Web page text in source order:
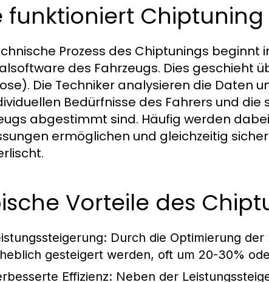
funktioniert
Prozess des Chiptunings beginnt
des Fahrzeugs. Dies geschieht
Die Techniker analysieren die Daten
Bedürfnisse des Fahrers und
abgestimmt sind. Häufig werden
ermöglichen und gleichzeitig
Vorteile des
Durch die Optimierung
gesteigert werden, oft um 20-30%
Effizienz: Neben der